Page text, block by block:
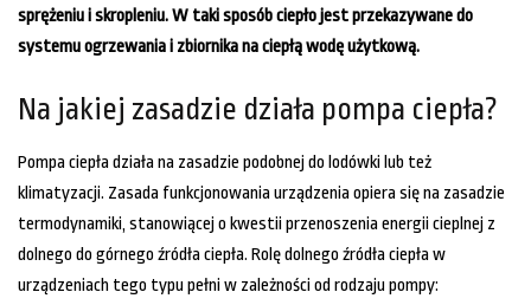
sprężeniu i skropleniu. W taki sposób ciepło jest przekazywane do
systemu ogrzewania i zbiornika na ciepłą wodę użytkową.
Na jakiej zasadzie działa pompa ciepła?
Pompa ciepła działa na zasadzie podobnej do lodówki lub też
klimatyzacji. Zasada funkcjonowania urządzenia opiera się na zasadzie
termodynamiki, stanowiącej o kwestii przenoszenia energii cieplnej z
dolnego do górnego źródła ciepła. Rolę dolnego źródła ciepła w
urządzeniach tego typu pełni w zależności od rodzaju pompy: